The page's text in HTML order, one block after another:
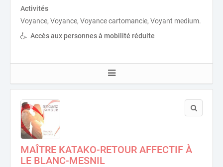
Activités
Voyance, Voyance, Voyance cartomancie, Voyant medium.
Accès aux personnes à mobilité réduite
MAÎTRE KATAKO-RETOUR AFFECTIF À
LE BLANC-MESNIL